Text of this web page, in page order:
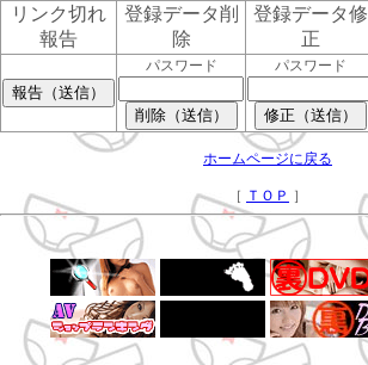
リンク切れ
報告
登録データ削
除
登録データ修
正
パスワード パスワード
ホームページに戻る
［ ＴＯＰ ］